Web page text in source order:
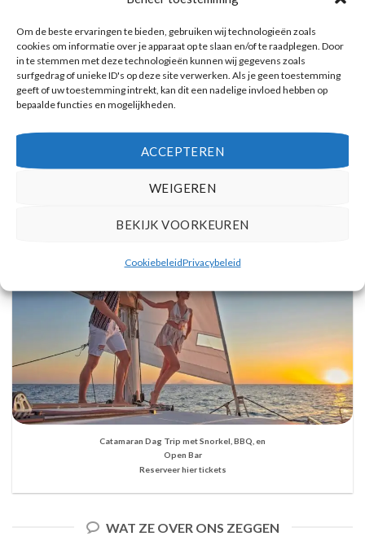
Om de beste ervaringen te bieden, gebruiken wij technologieën zoals
cookies om informatie over je apparaat op te slaan en/of te raadplegen. Door
in te stemmen met deze technologieën kunnen wij gegevens zoals
surfgedrag of unieke ID's op deze site verwerken. Als je geen toestemming
geeft of uw toestemming intrekt, kan dit een nadelige invloed hebben op
bepaalde functies en mogelijkheden.
ACCEPTEREN
WEIGEREN
BEKIJK VOORKEUREN
CookiebeleidPrivacybeleid
Vulkanische eilanden cruise met bezoek aan warmwaterbronnen
Reserveer hier tickets
Catamaran Dag Trip met Snorkel, BBQ, en
Open Bar
Reserveer hier tickets
WAT ZE OVER ONS ZEGGEN